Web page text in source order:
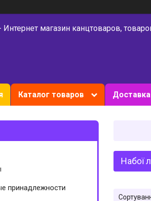
Интернет магазин канцтоваров,
Каталог товаров
Набої
принадлежности